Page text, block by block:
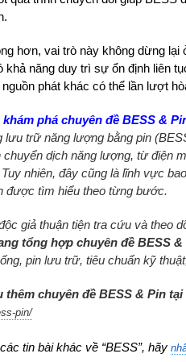
hơn, vai trò này không dừng
khả năng duy trì sự ổn định liên
phát khác có thể lần lượt
khám phá chuyên đề BESS &
lưu trữ năng lượng bằng pin
chuyển dịch năng lượng, từ điện
nhiên, đây cũng là lĩnh vực
được tìm hiểu theo từng bước.
giả thuận tiện tra cứu và theo
tổng hợp chuyên đề BESS &
pin lưu trữ, tiêu chuẩn kỹ
thêm chuyên đề BESS & Pin tại
pin/
tin bài khác về “BESS”, hãy